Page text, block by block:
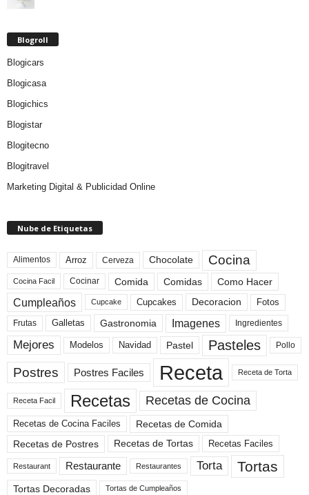
Blogroll
Blogicars
Blogicasa
Blogichics
Blogistar
Blogitecno
Blogitravel
Marketing Digital & Publicidad Online
Nube de Etiquetas
Alimentos Arroz Cerveza Chocolate Cocina
Cocina Facil Cocinar Comida Comidas Como Hacer
Cumpleaños Cupcake Cupcakes Decoracion Fotos
Frutas Galletas Gastronomia Imagenes Ingredientes
Mejores Modelos Navidad Pastel Pasteles Pollo
Postres Postres Faciles Receta Receta de Torta
Receta Facil Recetas Recetas de Cocina
Recetas de Cocina Faciles
Recetas de Comida
Recetas de Postres
Recetas de Tortas Recetas Faciles
Restaurant Restaurante Restaurantes Torta Tortas
Tortas Decoradas Tortas de Cumpleaños